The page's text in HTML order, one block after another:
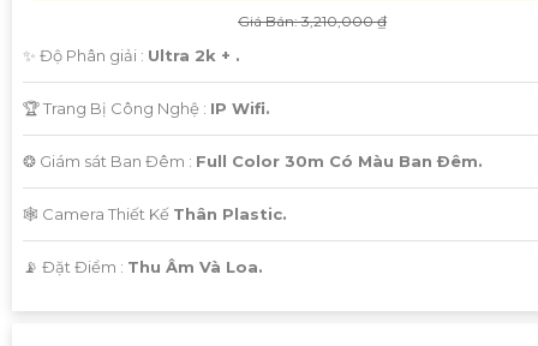
Giá Bán: 3,210,000 ₫
✨ Độ Phân giải : Ultra 2k + .
🏆 Trang Bị Công Nghệ : IP Wifi.
❂ Giám sát Ban Đêm : Full Color 30m Có Màu Ban Ðêm.
🕸️ Camera Thiết Kế Thân Plastic.
️📡 Đặt Điểm : Thu Âm Và Loa.